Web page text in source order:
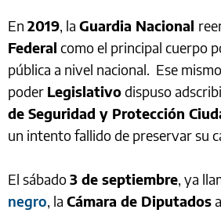
En 2019, la Guardia Nacional
Federal como el principal cuerpo
pública a nivel nacional. Ese
poder Legislativodispuso
de Seguridad y Protección
un intento fallido de preservar su
El sábado3 de septiembre, ya
negro, la Cámara de Diputados